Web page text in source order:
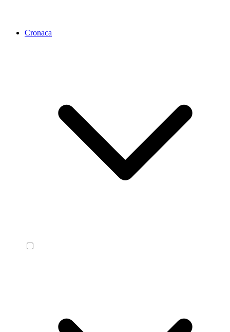
Cronaca